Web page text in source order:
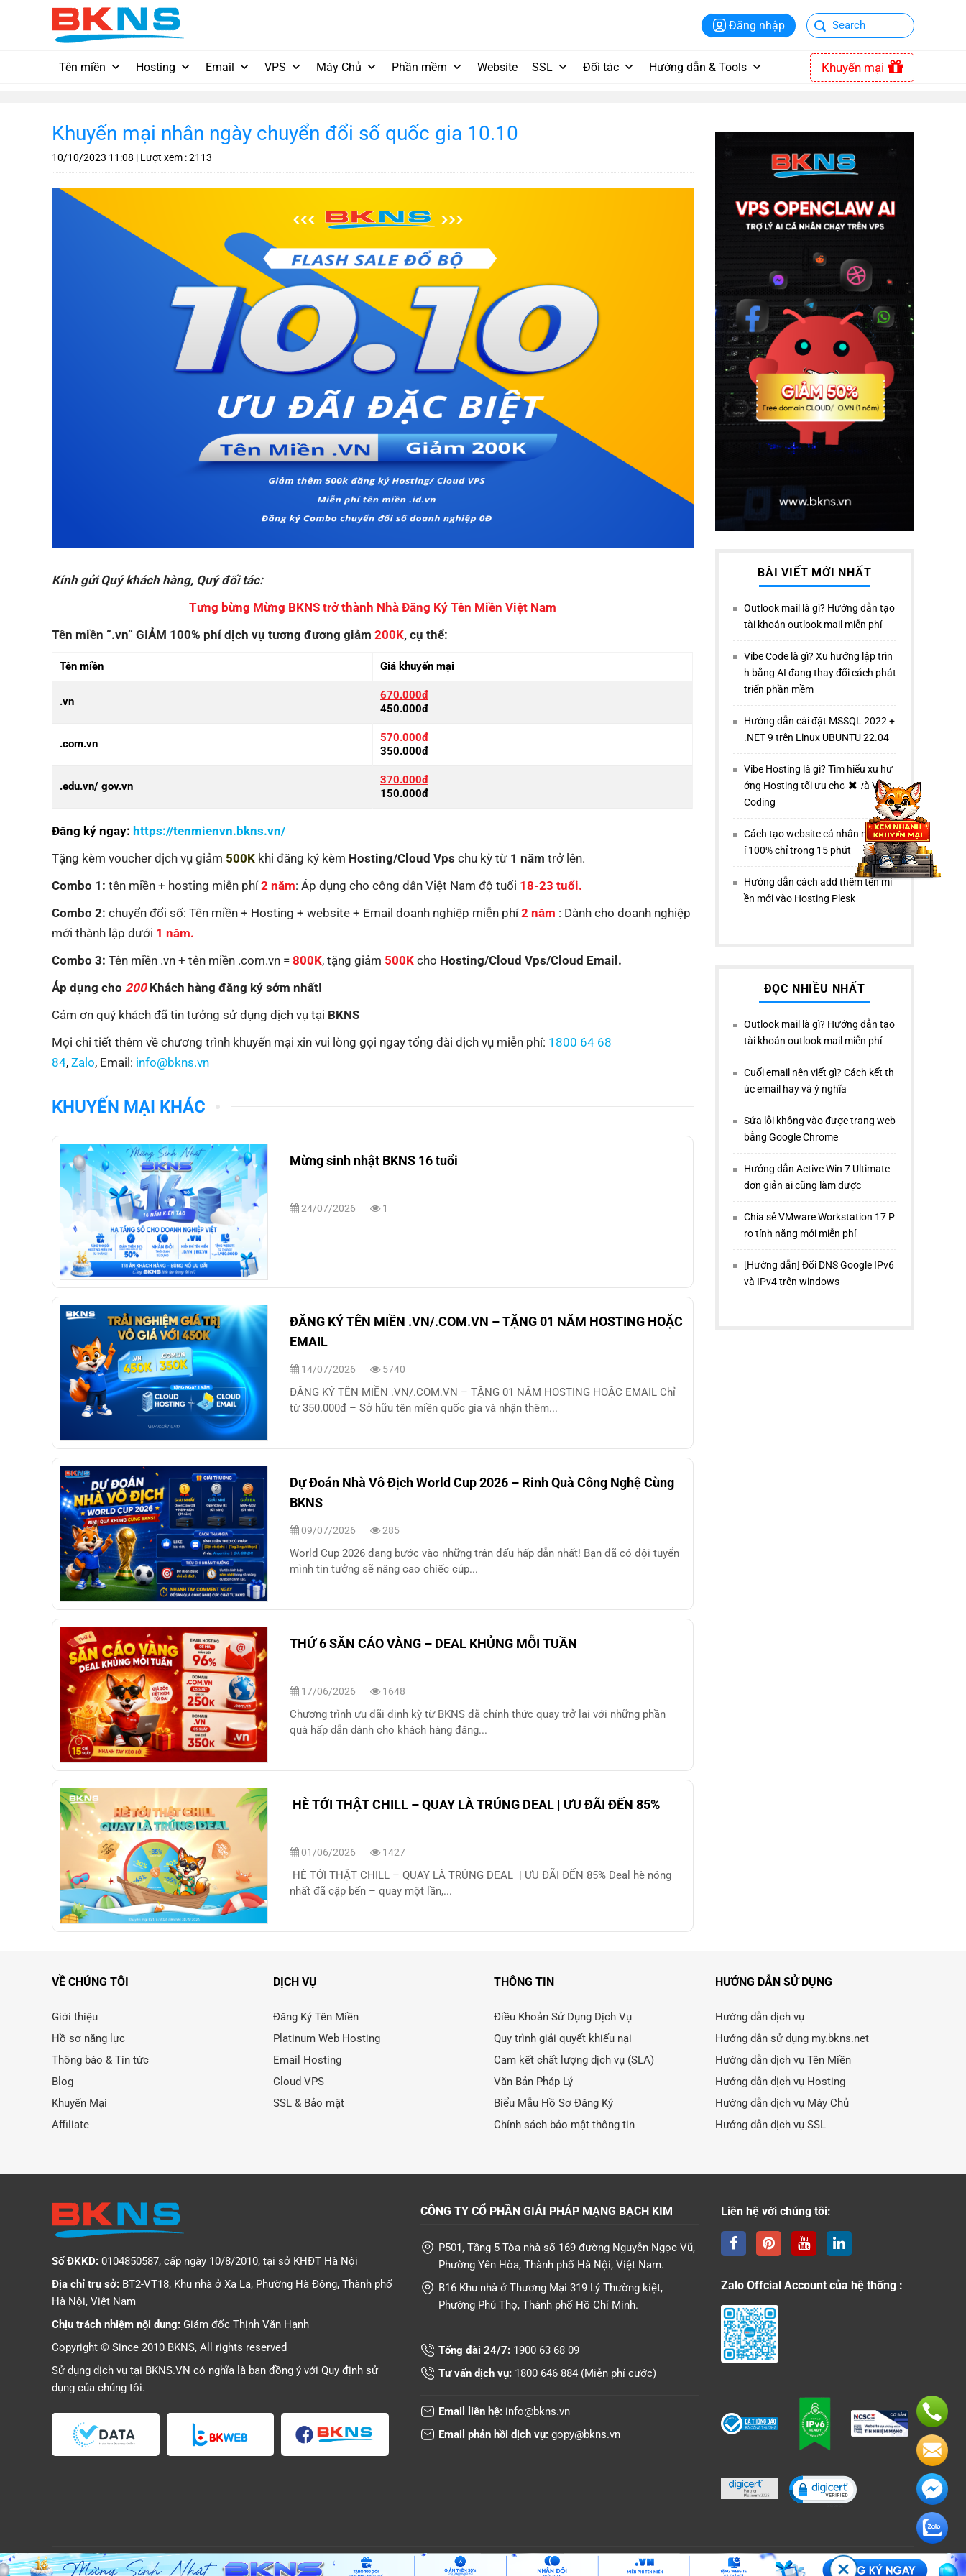
Đăng nhập
Tên miền Hosting Email VPS Máy Chủ Phần mềm Website SSL Đối tác Hướng dẫn & Tools Khuyến mại
Khuyến mại nhân ngày chuyển đổi số quốc gia 10.10
10/10/2023 11:08 | Lượt xem : 2113
Kính gửi Quý khách hàng, Quý đối tác:
Tưng bừng Mừng BKNS trở thành Nhà Đăng Ký Tên Miền Việt Nam
Tên miền “.vn” GIẢM 100% phí dịch vụ tương đương giảm 200K, cụ thể:
Tên miền Giá khuyến mại
.vn
670.000đ
450.000đ
.com.vn
570.000đ
350.000đ
.edu.vn/ gov.vn
370.000đ
150.000đ
Đăng ký ngay: https://tenmienvn.bkns.vn/
Tặng kèm voucher dịch vụ giảm 500K khi đăng ký kèm Hosting/Cloud Vps chu kỳ từ 1 năm trở lên.
Combo 1: tên miền + hosting miễn phí2 năm: Áp dụng cho công dân Việt Nam độ tuổi 18-23 tuổi.
Combo 2: chuyển đổi số: Tên miền + Hosting + website + Email doanh nghiệp miễn phí2 năm : Dành cho doanh nghiệp
mới thành lập dưới 1 năm.
Combo 3: Tên miền .vn + tên miền .com.vn = 800K, tặng giảm 500K cho Hosting/Cloud Vps/Cloud Email.
Áp dụng cho 200 Khách hàng đăng ký sớm nhất!
Cảm ơn quý khách đã tin tưởng sử dụng dịch vụ tại BKNS
Mọi chi tiết thêm về chương trình khuyến mại xin vui lòng gọi ngay tổng đài dịch vụ miễn phí: 1800 64 68
84, Zalo, Email: info@bkns.vn
KHUYẾN MẠI KHÁC
Mừng sinh nhật BKNS 16 tuổi
24/07/2026 1
ĐĂNG KÝ TÊN MIỀN .VN/.COM.VN – TẶNG 01 NĂM HOSTING HOẶC
EMAIL
14/07/2026 5740
ĐĂNG KÝ TÊN MIỀN .VN/.COM.VN – TẶNG 01 NĂM HOSTING HOẶC EMAIL Chỉ
từ 350.000đ – Sở hữu tên miền quốc gia và nhận thêm...
Dự Đoán Nhà Vô Địch World Cup 2026 – Rinh Quà Công Nghệ Cùng
BKNS
09/07/2026 285
World Cup 2026 đang bước vào những trận đấu hấp dẫn nhất! Bạn đã có đội tuyển
mình tin tưởng sẽ nâng cao chiếc cúp...
THỨ 6 SĂN CÁO VÀNG – DEAL KHỦNG MỖI TUẦN
17/06/2026 1648
Chương trình ưu đãi định kỳ từ BKNS đã chính thức quay trở lại với những phần
quà hấp dẫn dành cho khách hàng đăng...
HÈ TỚI THẬT CHILL – QUAY LÀ TRÚNG DEAL | ƯU ĐÃI ĐẾN 85%
01/06/2026 1427
HÈ TỚI THẬT CHILL – QUAY LÀ TRÚNG DEAL | ƯU ĐÃI ĐẾN 85% Deal hè nóng
nhất đã cập bến – quay một lần,...
BÀI VIẾT MỚI NHẤT
Outlook mail là gì? Hướng dẫn tạo
tài khoản outlook mail miễn phí
Vibe Code là gì? Xu hướng lập trìn
h bằng AI đang thay đổi cách phát
triển phần mềm
Hướng dẫn cài đặt MSSQL 2022 +
.NET 9 trên Linux UBUNTU 22.04
Vibe Hosting là gì? Tìm hiểu xu hư
ớng Hosting tối ưu cho AI và Vibe
Coding
Cách tạo website cá nhân miễn ph
í 100% chỉ trong 15 phút
Hướng dẫn cách add thêm tên mi
ền mới vào Hosting Plesk
ĐỌC NHIỀU NHẤT
Outlook mail là gì? Hướng dẫn tạo
tài khoản outlook mail miễn phí
Cuối email nên viết gì? Cách kết th
úc email hay và ý nghĩa
Sửa lỗi không vào được trang web
bằng Google Chrome
Hướng dẫn Active Win 7 Ultimate
đơn giản ai cũng làm được
Chia sẻ VMware Workstation 17 P
ro tính năng mới miễn phí
[Hướng dẫn] Đổi DNS Google IPv6
và IPv4 trên windows
VỀ CHÚNG TÔI
Giới thiệu
Hồ sơ năng lực
Thông báo & Tin tức
Blog
Khuyến Mại
Affiliate
DỊCH VỤ
Đăng Ký Tên Miền
Platinum Web Hosting
Email Hosting
Cloud VPS
SSL & Bảo mật
THÔNG TIN
Điều Khoản Sử Dụng Dịch Vụ
Quy trình giải quyết khiếu nại
Cam kết chất lượng dịch vụ (SLA)
Văn Bản Pháp Lý
Biểu Mẫu Hồ Sơ Đăng Ký
Chính sách bảo mật thông tin
HƯỚNG DẪN SỬ DỤNG
Hướng dẫn dịch vụ
Hướng dẫn sử dụng my.bkns.net
Hướng dẫn dịch vụ Tên Miền
Hướng dẫn dịch vụ Hosting
Hướng dẫn dịch vụ Máy Chủ
Hướng dẫn dịch vụ SSL
Số ĐKKD: 0104850587, cấp ngày 10/8/2010, tại sở KHĐT Hà Nội
Địa chỉ trụ sở: BT2-VT18, Khu nhà ở Xa La, Phường Hà Đông, Thành phố
Hà Nội, Việt Nam
Chịu trách nhiệm nội dung: Giám đốc Thịnh Văn Hạnh
Copyright © Since 2010 BKNS, All rights reserved
Sử dụng dịch vụ tại BKNS.VN có nghĩa là bạn đồng ý với Quy định sử
dụng của chúng tôi.
CÔNG TY CỔ PHẦN GIẢI PHÁP MẠNG BẠCH KIM
P501, Tầng 5 Tòa nhà số 169 đường Nguyễn Ngọc Vũ,
Phường Yên Hòa, Thành phố Hà Nội, Việt Nam.
B16 Khu nhà ở Thương Mại 319 Lý Thường kiệt,
Phường Phú Thọ, Thành phố Hồ Chí Minh.
Tổng đài 24/7: 1900 63 68 09
Tư vấn dịch vụ: 1800 646 884(Miễn phí cước)
Email liên hệ: info@bkns.vn
Email phản hồi dịch vụ: gopy@bkns.vn
Liên hệ với chúng tôi:
Zalo Offcial Account của hệ thống :
Click to open certificate
Copyright © 2022 BKNS, All rights reserved